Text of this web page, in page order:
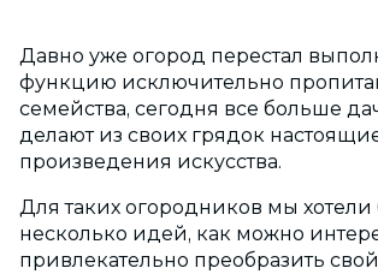
Давно уже огород перестал
функцию исключительно
семейства, сегодня все больше
делают из своих грядок
произведения искусства.
Для таких огородников мы
несколько идей, как можно
привлекательно преобразить свой